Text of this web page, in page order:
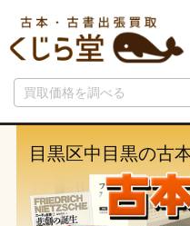
目黒区中目黒の古